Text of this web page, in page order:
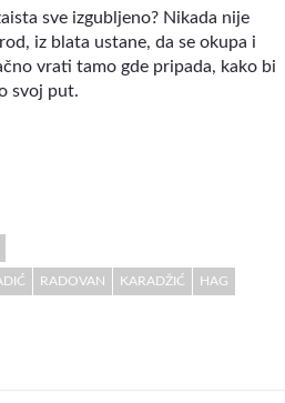
sve izgubljeno? Nikada nije
iz blata ustane, da se okupa i
vrati tamo gde pripada, kako bi
svoj put.
RADOVAN KARADŽIĆ HAG